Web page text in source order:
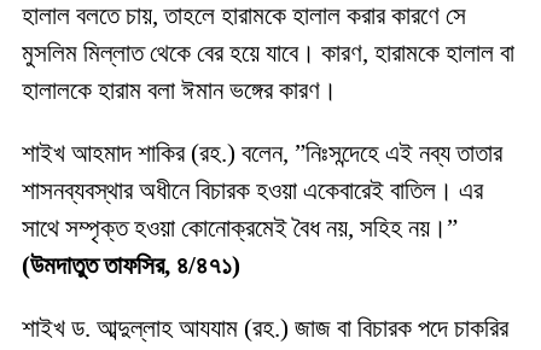
হালাল বলতে চায়, তাহলে হারামকে হালাল করার কারণে সে
মুসলিম মিল্লাত থেকে বের হয়ে যাবে। কারণ, হারামকে হালাল বা
হালালকে হারাম বলা ঈমান ভঙ্গের কারণ।
শাইখ আহমাদ শাকির (রহ.) বলেন, ”নিঃসন্দেহে এই নব্য তাতার
শাসনব্যবস্থার অধীনে বিচারক হওয়া একেবারেই বাতিল। এর
সাথে সম্পৃক্ত হওয়া কোনোক্রমেই বৈধ নয়, সহিহ নয়।”
(উমদাতুত তাফসির, ৪/৪৭১)
শাইখ ড. আব্দুল্লাহ আযযাম (রহ.) জাজ বা বিচারক পদে চাকরির